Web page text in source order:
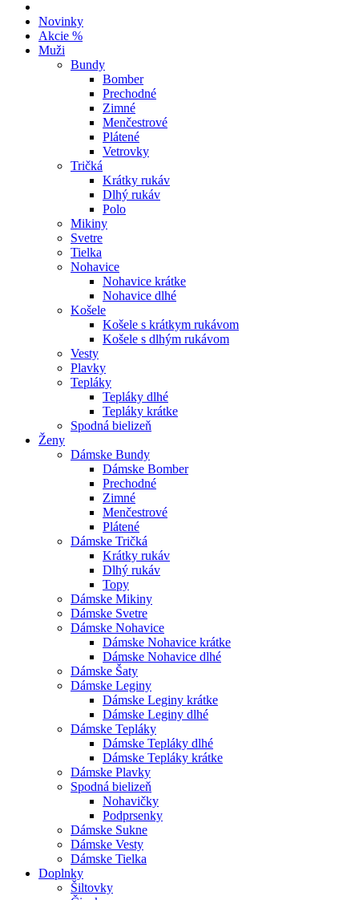
Novinky
Akcie %
Muži
Bundy
Bomber
Prechodné
Zimné
Menčestrové
Plátené
Vetrovky
Tričká
Krátky rukáv
Dlhý rukáv
Polo
Mikiny
Svetre
Tielka
Nohavice
Nohavice krátke
Nohavice dlhé
Košele
Košele s krátkym rukávom
Košele s dlhým rukávom
Vesty
Plavky
Tepláky
Tepláky dlhé
Tepláky krátke
Spodná bielizeň
Ženy
Dámske Bundy
Dámske Bomber
Prechodné
Zimné
Menčestrové
Plátené
Dámske Tričká
Krátky rukáv
Dlhý rukáv
Topy
Dámske Mikiny
Dámske Svetre
Dámske Nohavice
Dámske Nohavice krátke
Dámske Nohavice dlhé
Dámske Šaty
Dámske Leginy
Dámske Leginy krátke
Dámske Leginy dlhé
Dámske Tepláky
Dámske Tepláky dlhé
Dámske Tepláky krátke
Dámske Plavky
Spodná bielizeň
Nohavičky
Podprsenky
Dámske Sukne
Dámske Vesty
Dámske Tielka
Doplnky
Šiltovky